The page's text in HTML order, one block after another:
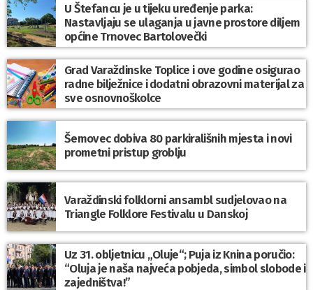
U Štefancu je u tijeku uređenje parka:
Nastavljaju se ulaganja u javne prostore diljem
općine Trnovec Bartolovečki
Grad Varaždinske Toplice i ove godine osigurao
radne bilježnice i dodatni obrazovni materijal za
sve osnovnoškolce
Šemovec dobiva 80 parkirališnih mjesta i novi
prometni pristup groblju
Varaždinski folklorni ansambl sudjelovao na
Triangle Folklore Festivalu u Danskoj
Uz 31. obljetnicu „Oluje“; Puja iz Knina poručio:
“Oluja je naša najveća pobjeda, simbol slobode i
zajedništva!”